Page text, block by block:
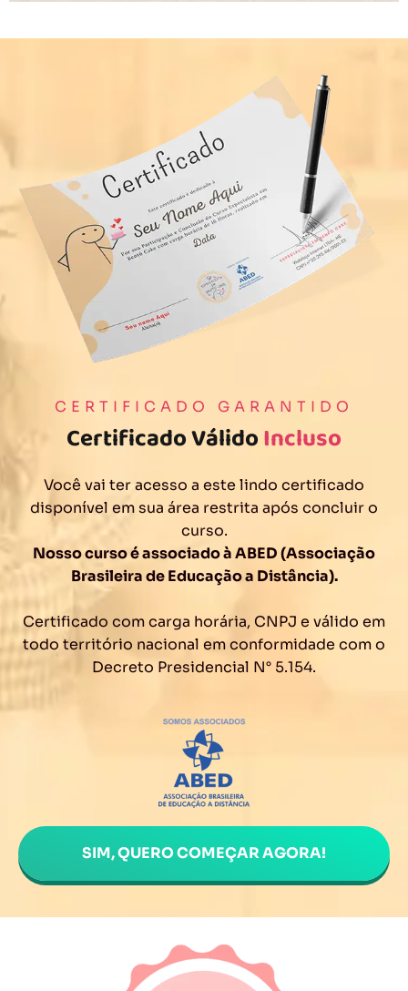
CERTIFICADO GARANTIDO
Certificado VálidoIncluso
Você vai ter acesso a este lindo certificado
disponível em sua área restrita após concluir o
curso.
Nosso curso é associado à ABED (Associação
Brasileira de Educação a Distância).
Certificado com carga horária, CNPJ e válido em
todo território nacional em conformidade com o
Decreto Presidencial N° 5.154.
SIM, QUERO COMEÇAR AGORA!